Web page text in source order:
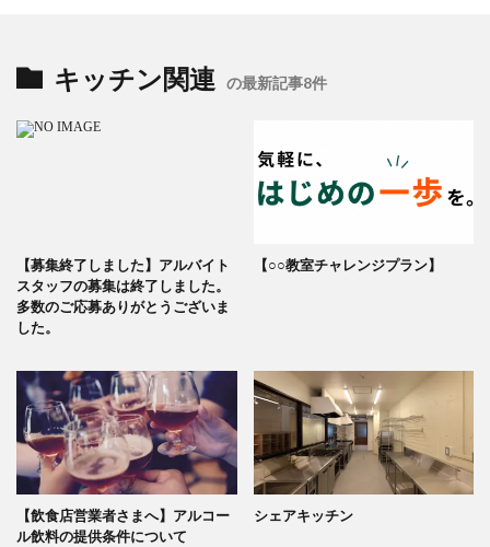
キッチン関連 の最新記事8件
【募集終了しました】アルバイト
スタッフの募集は終了しました。
多数のご応募ありがとうございま
した。
【○○教室チャレンジプラン】
【飲食店営業者さまへ】アルコー
ル飲料の提供条件について
シェアキッチン